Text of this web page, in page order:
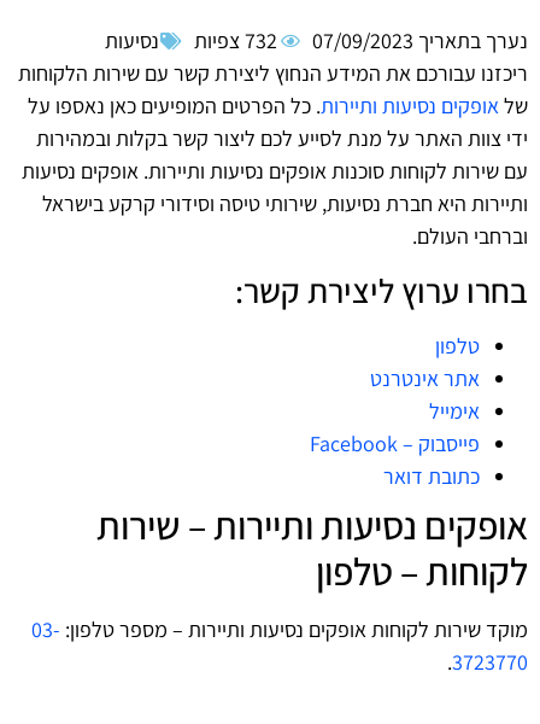
נערך בתאריך 07/09/2023 732 צפיות
נסיעות
ריכזנו עבורכם את המידע הנחוץ ליצירת קשר עם שירות הלקוחות
שלאופקים נסיעות ותיירות. כל הפרטים המופיעים כאן נאספו על
ידי צוות האתר על מנת לסייע לכם ליצור קשר בקלות ובמהירות
עם שירות לקוחות סוכנות אופקים נסיעות ותיירות. אופקים נסיעות
ותיירות היא חברת נסיעות, שירותי טיסה וסידורי קרקע בישראל
וברחבי העולם.
בחרו ערוץ ליצירת קשר:
טלפון
אתר אינטרנט
אימייל
פייסבוק – Facebook
כתובת דואר
אופקים נסיעות ותיירות – שירות
לקוחות – טלפון
מוקד שירות לקוחות אופקים נסיעות ותיירות – מספר טלפון: 03-
3723770
.